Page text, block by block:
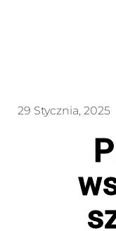
29 Stycznia, 2025